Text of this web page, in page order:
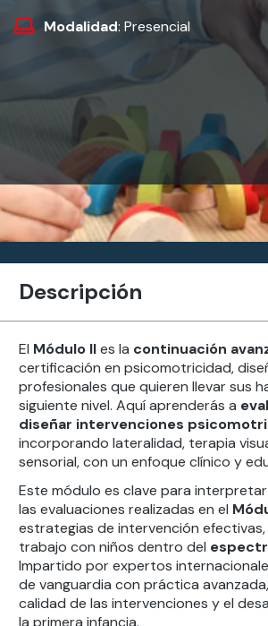
Modalidad: Presencial
Descripción
El Módulo IIes la continuación
certificación en psicomotricidad,
profesionales que quieren llevar sus
siguiente nivel. Aquí aprenderás a
diseñar intervenciones
incorporando lateralidad, terapia
sensorial, con un enfoque clínico y
Este módulo es clave para
las evaluaciones realizadas en el
estrategias de intervención efectivas,
trabajo con niños dentro del
Impartido por expertos
de vanguardia con práctica
calidad de las intervenciones y el
la primera infancia.